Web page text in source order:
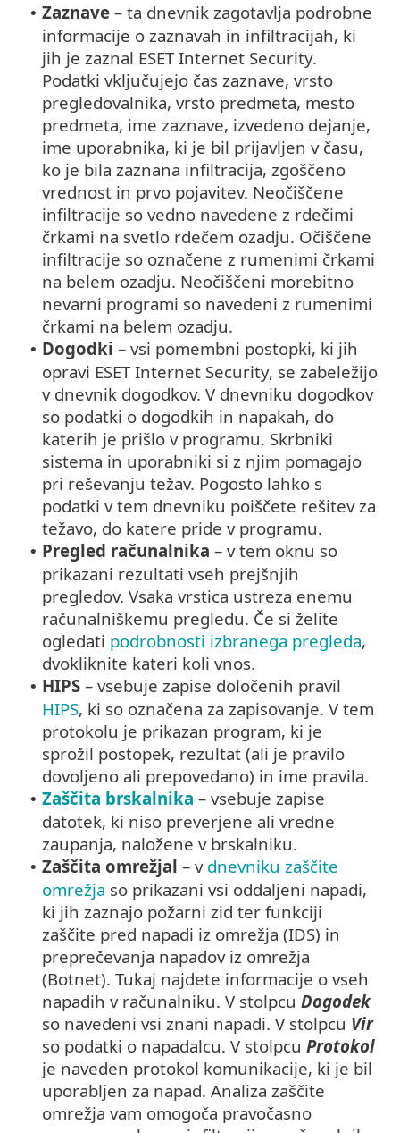
• Zaznave – ta dnevnik zagotavlja podrobne
informacije o zaznavah in infiltracijah, ki
jih je zaznal ESET Internet Security.
Podatki vključujejo čas zaznave, vrsto
pregledovalnika, vrsto predmeta, mesto
predmeta, ime zaznave, izvedeno dejanje,
ime uporabnika, ki je bil prijavljen v času,
ko je bila zaznana infiltracija, zgoščeno
vrednost in prvo pojavitev. Neočiščene
infiltracije so vedno navedene z rdečimi
črkami na svetlo rdečem ozadju. Očiščene
infiltracije so označene z rumenimi črkami
na belem ozadju. Neočiščeni morebitno
nevarni programi so navedeni z rumenimi
črkami na belem ozadju.
• Dogodki – vsi pomembni postopki, ki jih
opravi ESET Internet Security, se zabeležijo
v dnevnik dogodkov. V dnevniku dogodkov
so podatki o dogodkih in napakah, do
katerih je prišlo v programu. Skrbniki
sistema in uporabniki si z njim pomagajo
pri reševanju težav. Pogosto lahko s
podatki v tem dnevniku poiščete rešitev za
težavo, do katere pride v programu.
• Pregled računalnika – v tem oknu so
prikazani rezultati vseh prejšnjih
pregledov. Vsaka vrstica ustreza enemu
računalniškemu pregledu. Če si želite
ogledati podrobnosti izbranega pregleda,
dvokliknite kateri koli vnos.
• HIPS – vsebuje zapise določenih pravil
HIPS, ki so označena za zapisovanje. V tem
protokolu je prikazan program, ki je
sprožil postopek, rezultat (ali je pravilo
dovoljeno ali prepovedano) in ime pravila.
• Zaščita brskalnika – vsebuje zapise
datotek, ki niso preverjene ali vredne
zaupanja, naložene v brskalniku.
• Zaščita omrežjal – v dnevniku zaščite
omrežja so prikazani vsi oddaljeni napadi,
ki jih zaznajo požarni zid ter funkciji
zaščite pred napadi iz omrežja (IDS) in
preprečevanja napadov iz omrežja
(Botnet). Tukaj najdete informacije o vseh
napadih v računalniku. V stolpcu Dogodek
so navedeni vsi znani napadi. V stolpcu Vir
so podatki o napadalcu. V stolpcu Protokol
je naveden protokol komunikacije, ki je bil
uporabljen za napad. Analiza zaščite
omrežja vam omogoča pravočasno